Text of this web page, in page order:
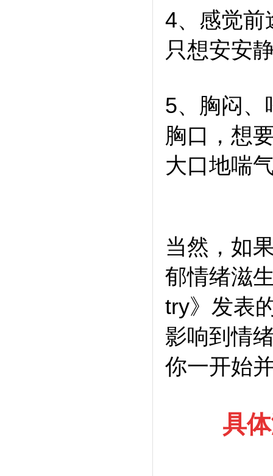
4、感觉前
只想安安
5、胸闷、
胸口，想
大口地喘
当然，如
郁情绪滋
try》发表
影响到情
你一开始
具